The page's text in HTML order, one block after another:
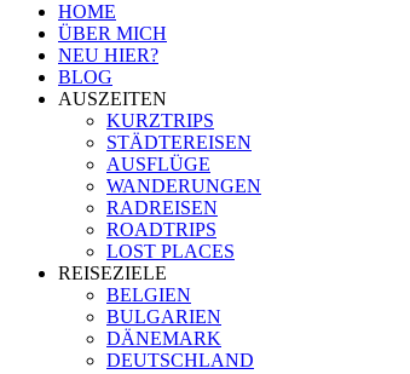
HOME
ÜBER MICH
NEU HIER?
BLOG
AUSZEITEN
KURZTRIPS
STÄDTEREISEN
AUSFLÜGE
WANDERUNGEN
RADREISEN
ROADTRIPS
LOST PLACES
REISEZIELE
BELGIEN
BULGARIEN
DÄNEMARK
DEUTSCHLAND